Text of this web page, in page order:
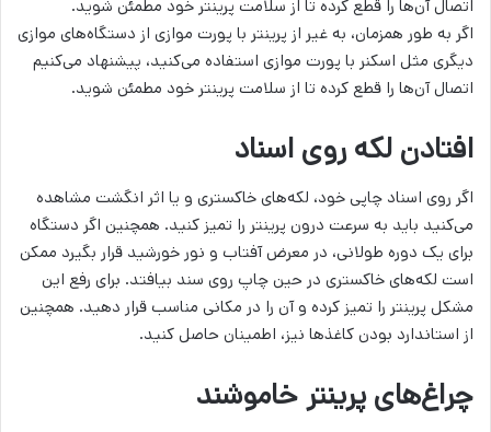
اتصال آن‌ها را قطع کرده تا از سلامت پرینتر خود مطمئن شوید.
اگر به طور همزمان، به غیر از پرینتر با پورت موازی از دستگاه‌های موازی
دیگری مثل اسکنر با پورت موازی استفاده می‌کنید، پیشنهاد می‌کنیم
اتصال آن‌ها را قطع کرده تا از سلامت پرینتر خود مطمئن شوید.
افتادن لکه روی اسناد
اگر روی اسناد چاپی خود، لکه‌های خاکستری و یا اثر انگشت مشاهده
می‌کنید باید به سرعت درون پرینتر را تمیز کنید. همچنین اگر دستگاه
برای یک دوره طولانی، در معرض آفتاب و نور خورشید قرار بگیرد ممکن
است لکه‌های خاکستری در حین چاپ روی سند بیافتد. برای رفع این
مشکل پرینتر را تمیز کرده و آن را در مکانی مناسب قرار دهید. همچنین
از استاندارد بودن کاغذ‌ها نیز، اطمینان حاصل کنید.
چراغ‌های پرینتر خاموشند